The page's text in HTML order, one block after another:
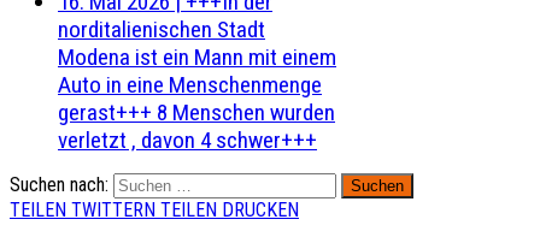
norditalienischen Stadt
Modena ist ein Mann mit einem
Auto in eine Menschenmenge
gerast+++ 8 Menschen wurden
verletzt , davon 4 schwer+++
Suchen nach:
TEILEN TWITTERN TEILEN DRUCKEN